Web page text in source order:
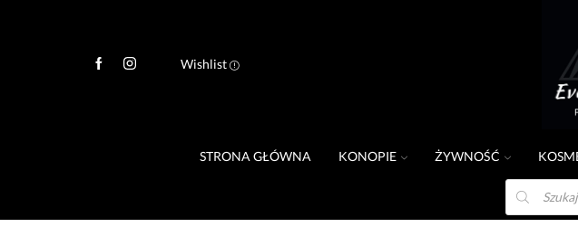
Wishlist
STRONA GŁÓWNA KONOPIE ŻYWNOŚĆ